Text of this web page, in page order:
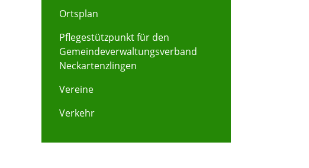
Ortsplan
Pflegestützpunkt für den
Gemeindeverwaltungsverband
Neckartenzlingen
Vereine
Verkehr